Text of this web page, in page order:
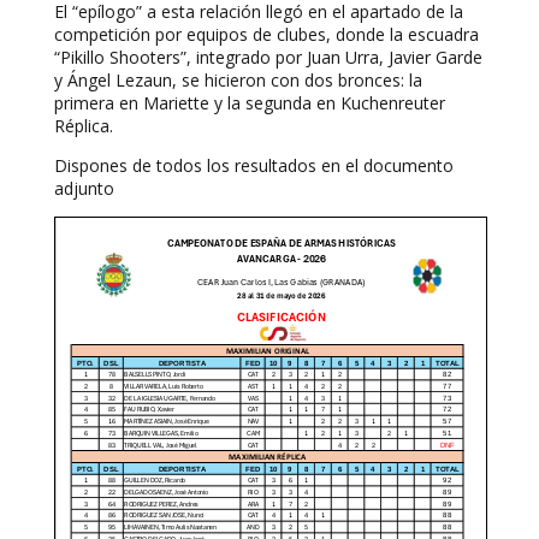
El “epílogo” a esta relación llegó en el apartado de la
competición por equipos de clubes, donde la escuadra
“Pikillo Shooters”, integrado por Juan Urra, Javier Garde
y Ángel Lezaun, se hicieron con dos bronces: la
primera en Mariette y la segunda en Kuchenreuter
Réplica.
Dispones de todos los resultados en el documento
adjunto